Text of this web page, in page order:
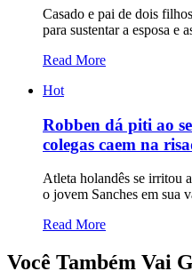
Casado e pai de dois
para sustentar a esposa e
Read More
Hot
Robben dá piti ao
colegas caem na
Atleta holandês se irritou
o jovem Sanches em sua
Read More
Você Também Vai